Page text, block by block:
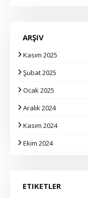
ARŞIV
Kasım 2025
Şubat 2025
Ocak 2025
Aralık 2024
Kasım 2024
Ekim 2024
ETIKETLER